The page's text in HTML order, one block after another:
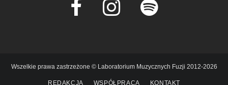
Wszelkie prawa zastrzeżone © Laboratorium Muzycznych Fuzji 2012-2026
REDAKCJA WSPÓŁPRACA KONTAKT